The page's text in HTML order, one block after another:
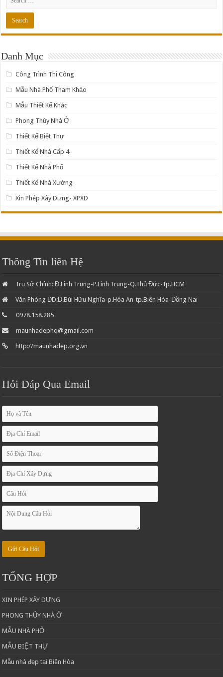
Danh Mục
Công Trình Thi Công
Mẫu Nhà Phố Tham Khảo
Mẫu Thiết Kế Khác
Phong Thủy Nhà Ở
Thiết Kế Biệt Thự
Thiết Kế Nhà Cấp 4
Thiết Kế Nhà Phố
Thiết Kế Nhà Xưởng
Xin Phép Xây Dựng- XPXD
Thông Tin liên Hệ
Trụ Sở Chính: Đ.Linh Trung-P.Linh Trung-Q.Thủ Đức-Tp.HCM
Văn Phòng ĐD:Đ.Bùi Hữu Nghĩa-p.Hóa An-tp.Biên Hòa-Đồng Nai
0978.158.285
maunhadephq@gmail.com
http://maunhadep.org.vn
Hỏi Đáp Qua Email
TỔNG HỢP
XIN PHÉP XÂY DỰNG
PHONG THỦY NHÀ Ở
MẪU NHÀ PHỐ
MẪU BIỆT THỰ
Mẫu nhà đẹp tại Biên Hòa